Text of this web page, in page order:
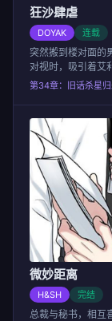
狂沙肆虐
DOYAK 连载
突然搬到楼对面的
对视时，吸引着艾
更新，记得收藏哦
第34章：旧话杀星
微妙距离
H&SH 完结
总裁与秘书，相互